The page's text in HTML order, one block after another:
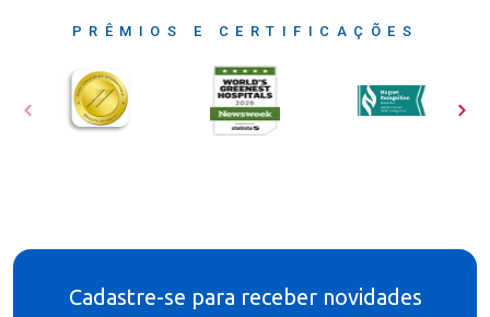
PRÊMIOS E CERTIFICAÇÕES
Cadastre-se para receber novidades